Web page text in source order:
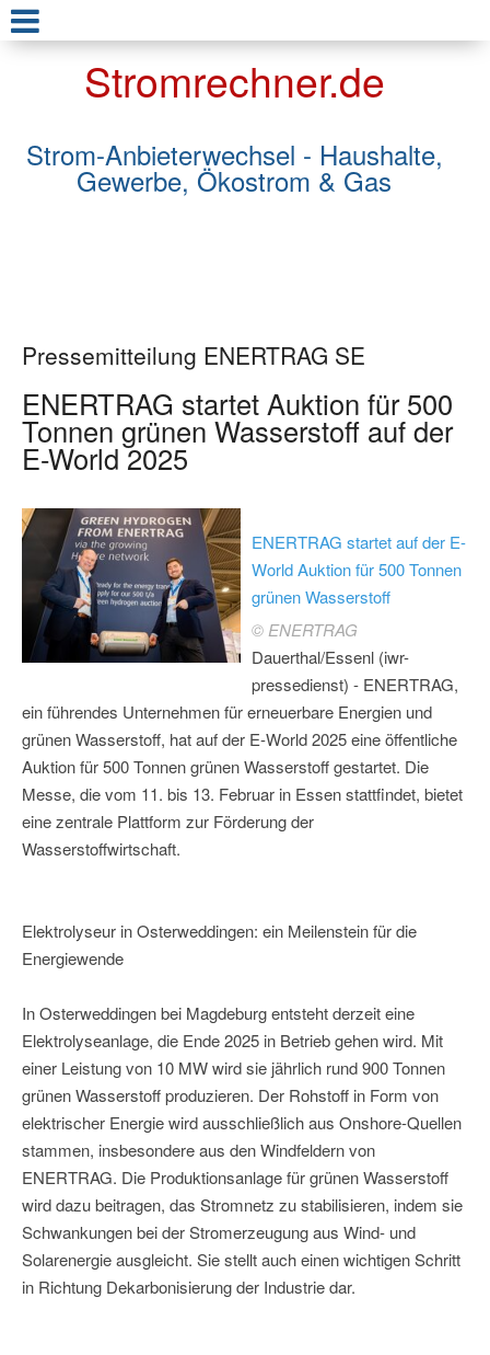
Stromrechner.de
Strom-Anbieterwechsel - Haushalte,
Gewerbe, Ökostrom & Gas
Pressemitteilung ENERTRAG SE
ENERTRAG startet Auktion für 500
Tonnen grünen Wasserstoff auf der
E-World 2025
ENERTRAG startet auf der E-
World Auktion für 500 Tonnen
grünen Wasserstoff
© ENERTRAG
Dauerthal/Essenl (iwr-
pressedienst) - ENERTRAG,
ein führendes Unternehmen für erneuerbare Energien und
grünen Wasserstoff, hat auf der E-World 2025 eine öffentliche
Auktion für 500 Tonnen grünen Wasserstoff gestartet. Die
Messe, die vom 11. bis 13. Februar in Essen stattfindet, bietet
eine zentrale Plattform zur Förderung der
Wasserstoffwirtschaft.
Elektrolyseur in Osterweddingen: ein Meilenstein für die
Energiewende
In Osterweddingen bei Magdeburg entsteht derzeit eine
Elektrolyseanlage, die Ende 2025 in Betrieb gehen wird. Mit
einer Leistung von 10 MW wird sie jährlich rund 900 Tonnen
grünen Wasserstoff produzieren. Der Rohstoff in Form von
elektrischer Energie wird ausschließlich aus Onshore-Quellen
stammen, insbesondere aus den Windfeldern von
ENERTRAG. Die Produktionsanlage für grünen Wasserstoff
wird dazu beitragen, das Stromnetz zu stabilisieren, indem sie
Schwankungen bei der Stromerzeugung aus Wind- und
Solarenergie ausgleicht. Sie stellt auch einen wichtigen Schritt
in Richtung Dekarbonisierung der Industrie dar.